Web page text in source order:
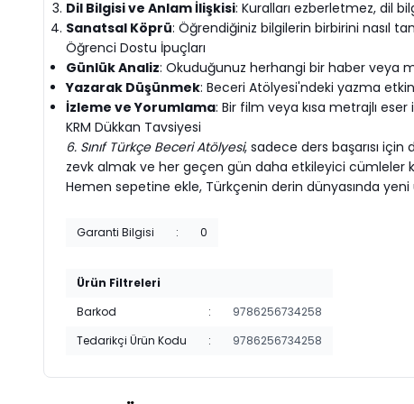
Dil Bilgisi ve Anlam İlişkisi: Kuralları ezberletmez, dil
Sanatsal Köprü: Öğrendiğiniz bilgilerin birbirini nasıl
Öğrenci Dostu İpuçları
Günlük Analiz: Okuduğunuz herhangi bir haber veya
Yazarak Düşünmek: Beceri Atölyesi'ndeki yazma
İzleme ve Yorumlama: Bir film veya kısa metrajlı
KRM Dükkan Tavsiyesi
6. Sınıf Türkçe Beceri Atölyesi, sadece ders başarısı
zevk almak ve her geçen gün daha etkileyici cümleler
Hemen sepetine ekle, Türkçenin derin dünyasında
Garanti Bilgisi : 0
Ürün Filtreleri
Barkod
:
9786256734258
Tedarikçi Ürün Kodu
: 9786256734258